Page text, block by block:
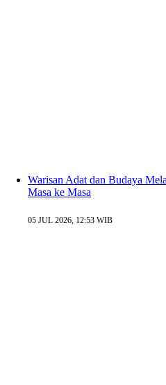
Warisan Adat dan Budaya
Masa ke Masa
05 JUL 2026, 12:53 WIB